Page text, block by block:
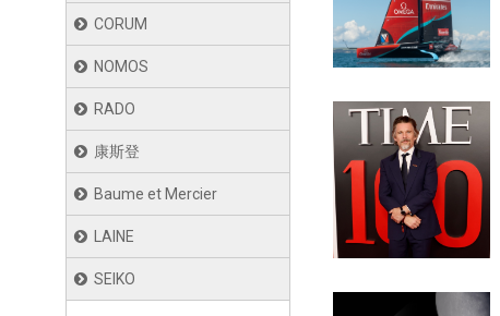
CORUM
NOMOS
RADO
康斯登
Baume et Mercier
LAINE
SEIKO